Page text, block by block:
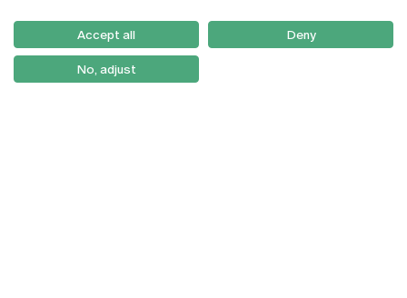
Como Chegar
Newsletter
Accept all Deny
No, adjust